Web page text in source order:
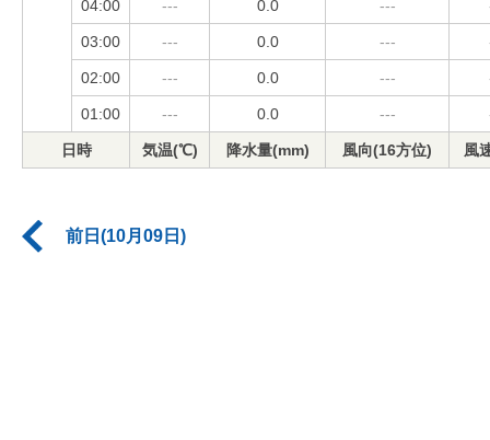
04:00 --- 0.0 ---
03:00 --- 0.0 ---
02:00 --- 0.0 ---
01:00 --- 0.0 ---
日時 気温(℃) 降水量(mm) 風向(16方位) 風
前日(10月09日)